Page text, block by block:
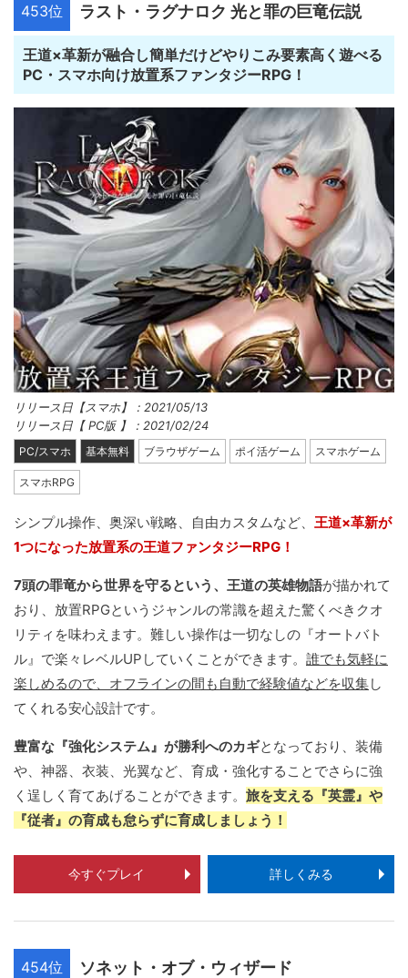
453位 ラスト・ラグナロク 光と罪の巨竜伝説
王道×革新が融合し簡単だけどやりこみ要素高く遊べる
PC・スマホ向け放置系ファンタジーRPG！
リリース日【スマホ】：2021/05/13
リリース日【 PC版 】：2021/02/24
PC/スマホ 基本無料 ブラウザゲーム ポイ活ゲーム スマホゲーム
スマホRPG
シンプル操作、奥深い戦略、自由カスタムなど、 王道×革新が
1つになった放置系の王道ファンタジーRPG！
7頭の罪竜から世界を守るという、王道の英雄物語が描かれて
おり、放置RPGというジャンルの常識を超えた驚くべきクオ
リティを味わえます。難しい操作は一切なしの『オートバト
ル』で楽々レベルUPしていくことができます。 誰でも気軽に
楽しめるので、オフラインの間も自動で経験値などを収集し
てくれる安心設計です。
豊富な『強化システム』が勝利へのカギとなっており、装備
や、神器、衣装、光翼など、育成・強化することでさらに強
く逞しく育てあげることができます。 旅を支える『英霊』や
『従者』の育成も怠らずに育成しましょう！
今すぐプレイ 詳しくみる
454位 ソネット・オブ・ウィザード